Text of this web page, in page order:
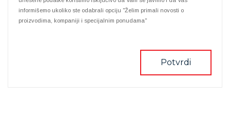
informišemo ukoliko ste odabrali opciju "Želim primali novosti o
proizvodima, kompaniji i specijalnim ponudama"
Potvrdi